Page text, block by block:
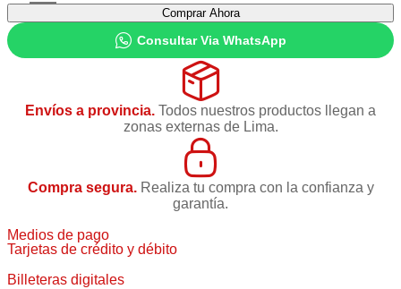
Comprar Ahora
Consultar Via WhatsApp
Envíos a provincia. Todos nuestros productos llegan a
zonas externas de Lima.
Compra segura.Realiza tu compra con la confianza y
garantía.
Medios de pago
Tarjetas de crédito y débito
Billeteras digitales